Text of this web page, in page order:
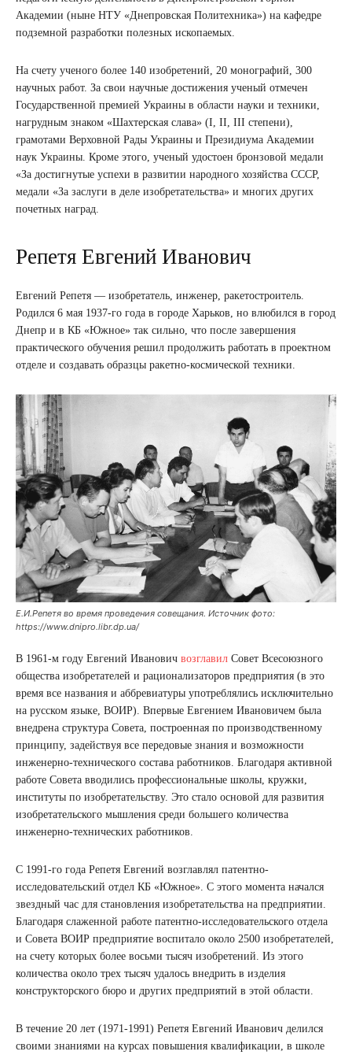
Академии (ныне НТУ «Днепровская Политехника») на кафедре
подземной разработки полезных ископаемых.
На счету ученого более 140 изобретений, 20 монографий, 300
научных работ. За свои научные достижения ученый отмечен
Государственной премией Украины в области науки и техники,
нагрудным знаком «Шахтерская слава» (I, II, III степени),
грамотами Верховной Рады Украины и Президиума Академии
наук Украины. Кроме этого, ученый удостоен бронзовой медали
«За достигнутые успехи в развитии народного хозяйства СССР,
медали «За заслуги в деле изобретательства» и многих других
почетных наград.
Репетя Евгений Иванович
Евгений Репетя — изобретатель, инженер, ракетостроитель.
Родился 6 мая 1937-го года в городе Харьков, но влюбился в город
Днепр и в КБ «Южное» так сильно, что после завершения
практического обучения решил продолжить работать в проектном
отделе и создавать образцы ракетно-космической техники.
Е.И.Репетя во время проведения совещания. Источник фото:
https://www.dnipro.libr.dp.ua/
В 1961-м году Евгений Иванович возглавил Совет Всесоюзного
общества изобретателей и рационализаторов предприятия (в это
время все названия и аббревиатуры употреблялись исключительно
на русском языке, ВОИР). Впервые Евгением Ивановичем была
внедрена структура Совета, построенная по производственному
принципу, задействуя все передовые знания и возможности
инженерно-технического состава работников. Благодаря активной
работе Совета вводились профессиональные школы, кружки,
институты по изобретательству. Это стало основой для развития
изобретательского мышления среди большего количества
инженерно-технических работников.
С 1991-го года Репетя Евгений возглавлял патентно-
исследовательский отдел КБ «Южное». С этого момента начался
звездный час для становления изобретательства на предприятии.
Благодаря слаженной работе патентно-исследовательского отдела
и Совета ВОИР предприятие воспитало около 2500 изобретателей,
на счету которых более восьми тысяч изобретений. Из этого
количества около трех тысяч удалось внедрить в изделия
конструкторского бюро и других предприятий в этой области.
В течение 20 лет (1971-1991) Репетя Евгений Иванович делился
своими знаниями на курсах повышения квалификации, в школе